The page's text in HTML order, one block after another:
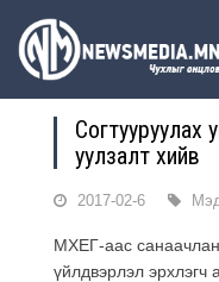
Согтууруулах
уулзалт хийв
2017-02-6
МХЕГ-аас
үйлдвэрлэл эрхлэгч